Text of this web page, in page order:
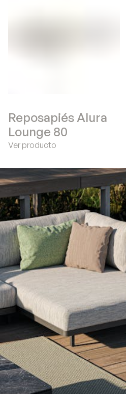
Reposapiés Alura
Lounge 80
Ver producto